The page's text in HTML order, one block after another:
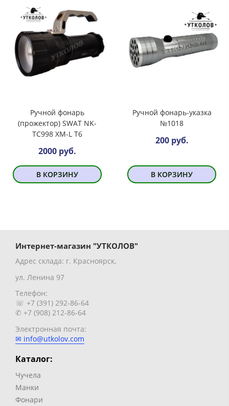
Ручной фонарь
(прожектор) SWAT NK-
TC998 XM-L T6
2000 руб.
В КОРЗИНУ
Ручной фонарь-указка
№1018
200 руб.
В КОРЗИНУ
Интернет-магазин "УТКОЛОВ"
Адрес склада: г. Красноярск,
ул. Ленина 97
Телефон:
☏ +7 (391) 292-86-64
✆ +7 (908) 212-86-64
Электронная почта:
✉ info@utkolov.com
Каталог:
Чучела
Манки
Фонари